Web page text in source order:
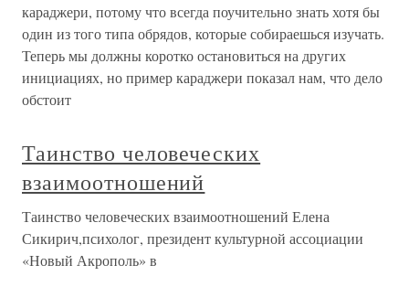
караджери, потому что всегда поучительно знать хотя бы
один из того типа обрядов, которые собираешься изучать.
Теперь мы должны коротко остановиться на других
инициациях, но пример караджери показал нам, что дело
обстоит
Таинство человеческих
взаимоотношений
Таинство человеческих взаимоотношений Елена
Сикирич,психолог, президент культурной ассоциации
«Новый Акрополь» в